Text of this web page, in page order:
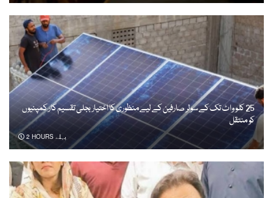
25 کلو واٹ تک کے سولر صارفین کے لیے منظوری کا اختیار بجلی تقسیم کار کمپنیوں
کو منتقل
2 HOURS پہلے